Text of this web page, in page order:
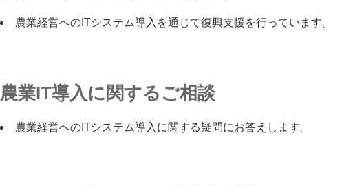
農業経営へのITシステム導入を通じて復興支援を行っています。
農業IT導入に関するご相談
農業経営へのITシステム導入に関する疑問にお答えします。